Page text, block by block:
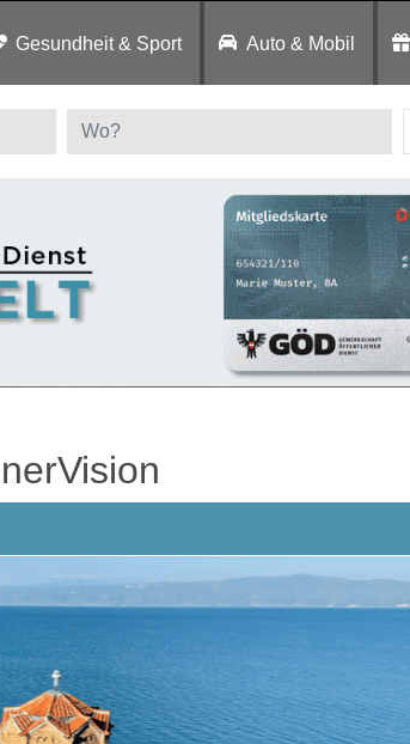
Gesundheit & Sport Auto & Mobil